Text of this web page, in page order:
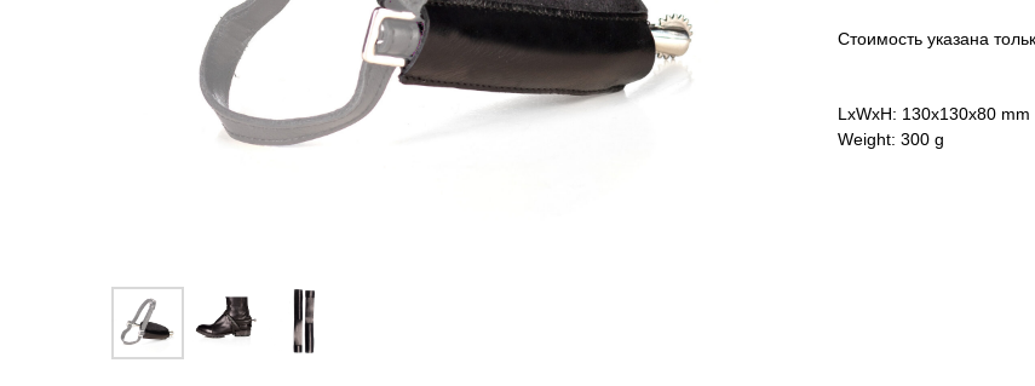
Стоимость указана
LxWxH: 130x130x80 mm
Weight: 300 g